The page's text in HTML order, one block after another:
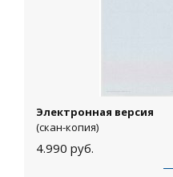
Электронная версия
(скан-копия)
4.990 руб.